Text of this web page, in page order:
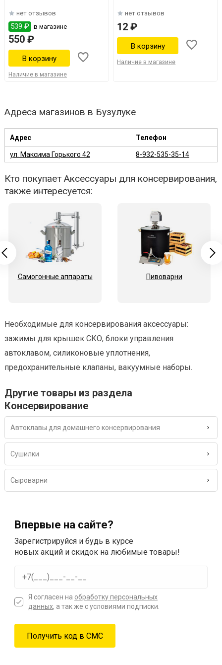
нет отзывов
539 ₽ в магазине
550 ₽
Наличие в магазине
нет отзывов
12 ₽
Наличие в магазине
Адреса магазинов в Бузулуке
Адрес Телефон
ул. Максима Горького 42 8-932-535-35-14
Кто покупает Аксессуары для консервирования,
также интересуется:
Самогонные аппараты Пивоварни
Необходимые для консервирования аксессуары:
зажимы для крышек СКО, блоки управления
автоклавом, силиконовые уплотнения,
предохранительные клапаны, вакуумные наборы.
Другие товары из раздела
Консервирование
Автоклавы для домашнего консервирования
Сушилки
Сыроварни
Впервые на сайте?
Зарегистрируйся и будь в курсе
новых акций и скидок на любимые товары!
Я согласен на обработку персональных
данных, а так же с условиями подписки.